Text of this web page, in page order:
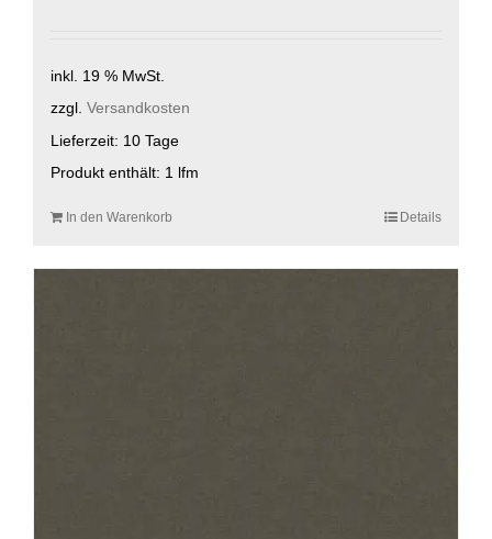
inkl. 19 % MwSt.
zzgl. Versandkosten
Lieferzeit: 10 Tage
Produkt enthält: 1 lfm
In den Warenkorb Details